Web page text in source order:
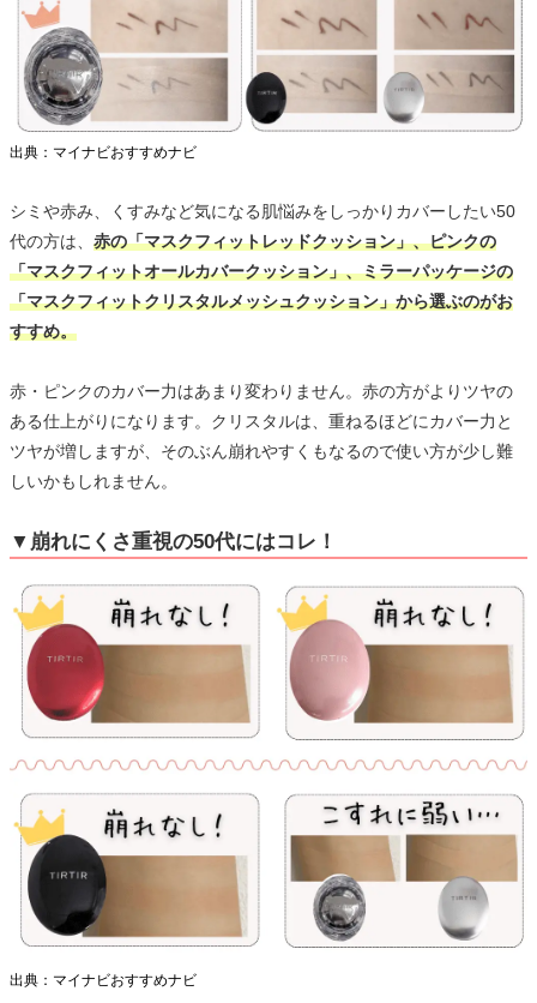
出典：マイナビおすすめナビ
シミや赤み、くすみなど気になる肌悩みをしっかりカバーしたい50
代の方は、 赤の「マスクフィットレッドクッション」、ピンクの
「マスクフィットオールカバークッション」、ミラーパッケージの
「マスクフィットクリスタルメッシュクッション」から選ぶのがお
すすめ。
赤・ピンクのカバー力はあまり変わりません。赤の方がよりツヤの
ある仕上がりになります。クリスタルは、重ねるほどにカバー力と
ツヤが増しますが、そのぶん崩れやすくもなるので使い方が少し難
しいかもしれません。
▼崩れにくさ重視の50代にはコレ！
出典：マイナビおすすめナビ